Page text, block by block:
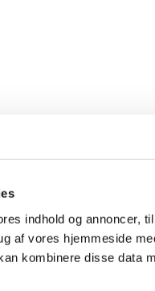
indhold og annoncer,
af vores hjemmeside
kombinere disse data